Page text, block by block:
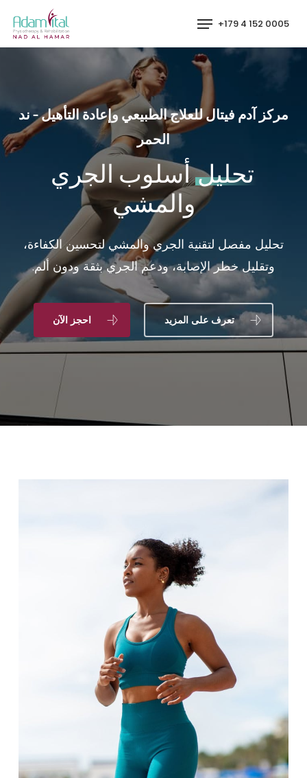
0005 152 4 179+
Menu
مركز آدم فيتال للعلاج الطبيعي وإعادة التأهيل - ند
الحمر
تحليلأسلوب الجري
والمشي
تحليل مفصل لتقنية الجري والمشي لتحسين الكفاءة،
وتقليل خطر الإصابة، ودعم الجري بثقة ودون ألم.
تعرف على المزيد احجز الآن